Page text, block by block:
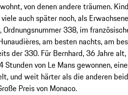
von denen andere träumen.
auch später noch, als
338, im
am besten nachts, am
der 330. Für Bernhard, 36 Jahre
von Le Mans gewonnen,
und weit härter als die anderen
Preis von Monaco.